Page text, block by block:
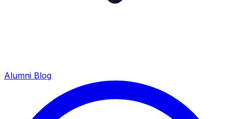
Alumni Blog